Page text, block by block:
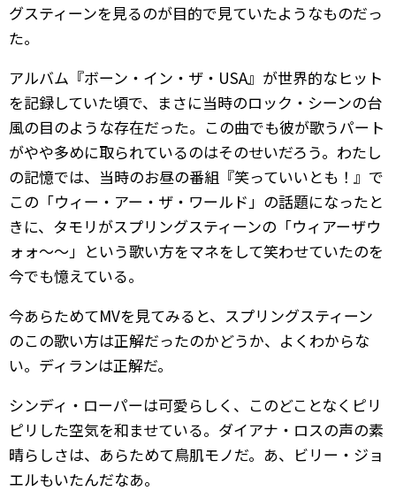
グスティーンを見るのが目的で見ていたようなものだっ
た。
アルバム『ボーン・イン・ザ・USA』が世界的なヒット
を記録していた頃で、まさに当時のロック・シーンの台
風の目のような存在だった。この曲でも彼が歌うパート
がやや多めに取られているのはそのせいだろう。わたし
の記憶では、当時のお昼の番組『笑っていいとも！』で
この「ウィー・アー・ザ・ワールド」の話題になったと
きに、タモリがスプリングスティーンの「ウィアーザウ
ォォ～～」という歌い方をマネをして笑わせていたのを
今でも憶えている。
今あらためてMVを見てみると、スプリングスティーン
のこの歌い方は正解だったのかどうか、よくわからな
い。ディランは正解だ。
シンディ・ローパーは可愛らしく、このどことなくピリ
ピリした空気を和ませている。ダイアナ・ロスの声の素
晴らしさは、あらためて鳥肌モノだ。あ、ビリー・ジョ
エルもいたんだなあ。